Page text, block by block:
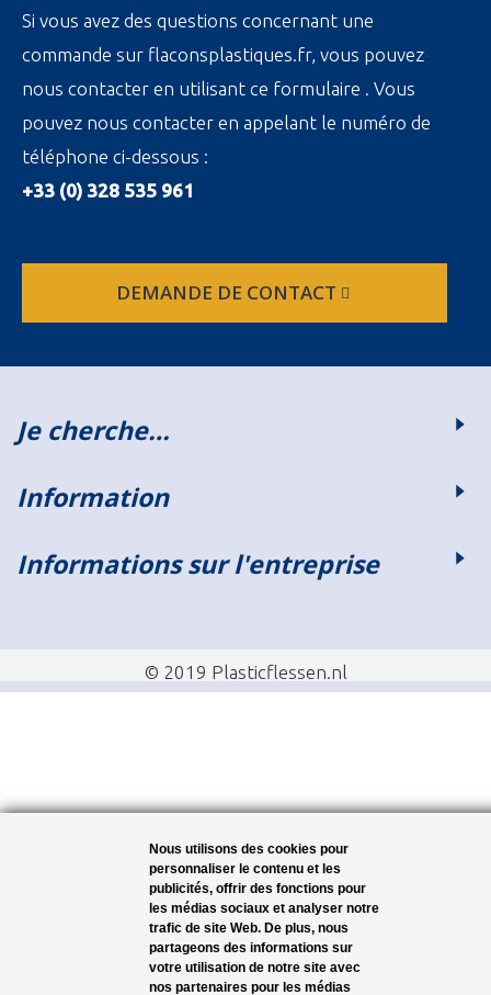
Si vous avez des questions concernant une
commande sur flaconsplastiques.fr, vous pouvez
nous contacter en utilisant ce formulaire . Vous
pouvez nous contacter en appelant le numéro de
téléphone ci-dessous :
+33 (0) 328 535 961
DEMANDE DE CONTACT
Je cherche…
Information
Informations sur l'entreprise
© 2019 Plasticflessen.nl
Nous utilisons des cookies pour
personnaliser le contenu et les
publicités, offrir des fonctions pour
les médias sociaux et analyser notre
trafic de site Web. De plus, nous
partageons des informations sur
votre utilisation de notre site avec
nos partenaires pour les médias